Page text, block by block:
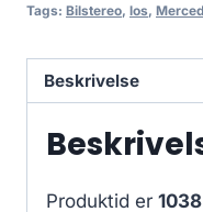
Tags: Bilstereo, los,
Beskrivelse
Produktid er 1038